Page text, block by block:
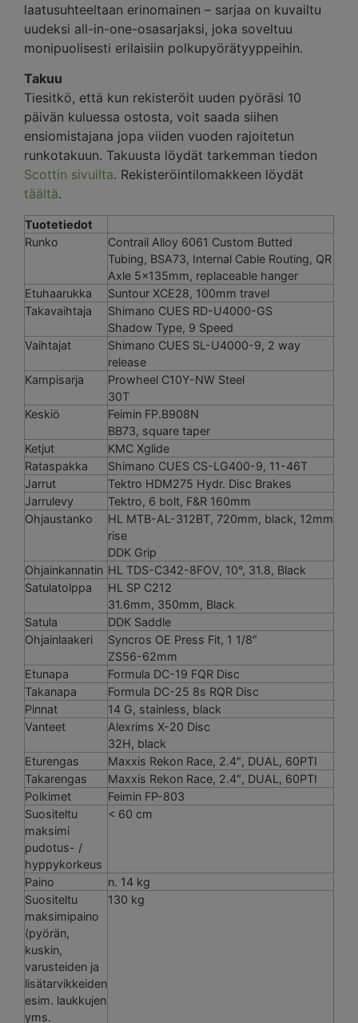
laatusuhteeltaan erinomainen – sarjaa on kuvailtu
uudeksi all-in-one-osasarjaksi, joka soveltuu
monipuolisesti erilaisiin polkupyörätyyppeihin.
Takuu
Tiesitkö, että kun rekisteröit uuden pyöräsi 10
päivän kuluessa ostosta, voit saada siihen
ensiomistajana jopa viiden vuoden rajoitetun
runkotakuun. Takuusta löydät tarkemman tiedon
Scottin sivuilta. Rekisteröintilomakkeen löydät
täältä.
Tuotetiedot
Runko
Contrail Alloy 6061 Custom Butted
Tubing, BSA73, Internal Cable Routing, QR
Axle 5x135mm, replaceable hanger
Etuhaarukka
Suntour XCE28, 100mm travel
Takavaihtaja
Shimano CUES RD-U4000-GS
Shadow Type, 9 Speed
Vaihtajat
Shimano CUES SL-U4000-9, 2 way
release
Kampisarja
Prowheel C10Y-NW Steel
30T
Keskiö
Feimin FP.B908N
BB73, square taper
Ketjut
KMC Xglide
Rataspakka
Shimano CUES CS-LG400-9, 11-46T
Jarrut
Tektro HDM275 Hydr. Disc Brakes
Jarrulevy
Tektro, 6 bolt, F&R 160mm
Ohjaustanko
HL MTB-AL-312BT, 720mm, black, 12mm
rise
DDK Grip
Ohjainkannatin HL TDS-C342-8FOV, 10°, 31.8, Black
Satulatolppa
HL SP C212
31.6mm, 350mm, Black
Satula
DDK Saddle
Ohjainlaakeri
Syncros OE Press Fit, 1 1/8″
ZS56-62mm
Etunapa
Formula DC-19 FQR Disc
Takanapa
Formula DC-25 8s RQR Disc
Pinnat
14 G, stainless, black
Vanteet
Alexrims X-20 Disc
32H, black
Eturengas
Maxxis Rekon Race, 2.4″, DUAL, 60PTI
Takarengas
Maxxis Rekon Race, 2.4″, DUAL, 60PTI
Polkimet
Feimin FP-803
Suositeltu
maksimi
pudotus- /
hyppykorkeus
< 60 cm
Paino
n. 14 kg
Suositeltu
maksimipaino
(pyörän,
kuskin,
varusteiden ja
lisätarvikkeiden
esim. laukkujen
yms.
130 kg